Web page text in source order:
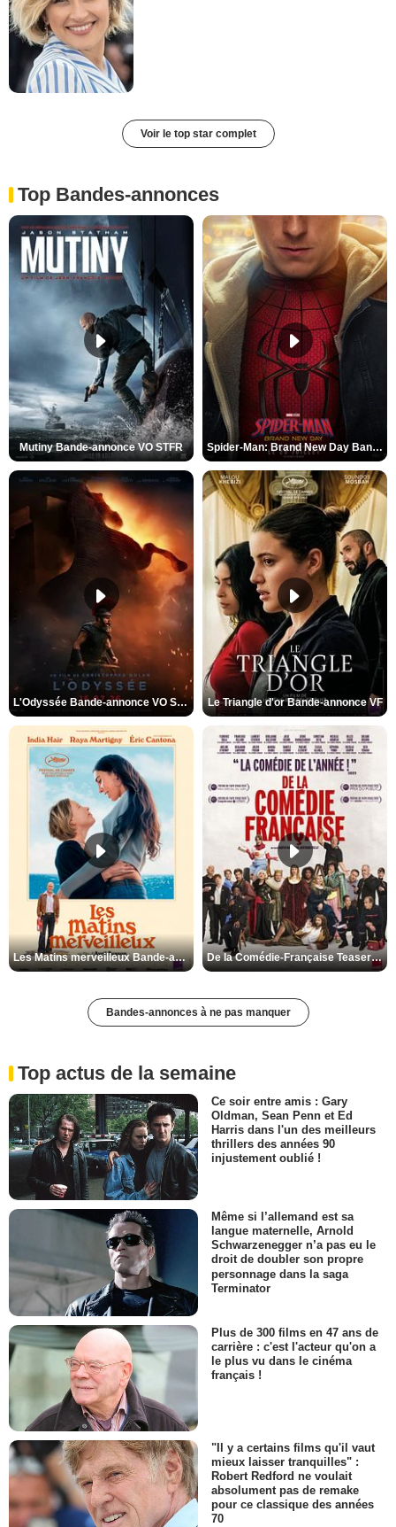
Voir le top star complet
Top Bandes-annonces
Mutiny Bande-annonce VO STFR Spider-Man: Brand New Day Bande-annonce VO STFR
L'Odyssée Bande-annonce VO STFR Le Triangle d'or Bande-annonce VF
Les Matins merveilleux Bande-annonce VF De la Comédie-Française Teaser VF
Bandes-annonces à ne pas manquer
Top actus de la semaine
Ce soir entre amis : Gary
Oldman, Sean Penn et Ed
Harris dans l'un des meilleurs
thrillers des années 90
injustement oublié !
Même si l’allemand est sa
langue maternelle, Arnold
Schwarzenegger n’a pas eu le
droit de doubler son propre
personnage dans la saga
Terminator
Plus de 300 films en 47 ans de
carrière : c'est l'acteur qu'on a
le plus vu dans le cinéma
français !
"Il y a certains films qu'il vaut
mieux laisser tranquilles" :
Robert Redford ne voulait
absolument pas de remake
pour ce classique des années
70